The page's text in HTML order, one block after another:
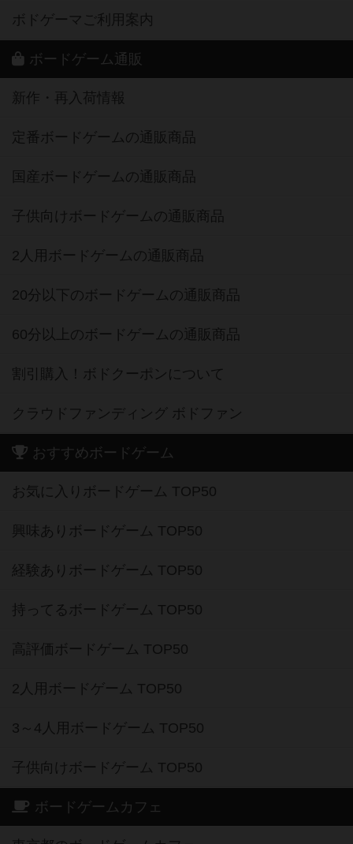
ボドゲーマご利用案内
ボードゲーム通販
新作・再入荷情報
定番ボードゲームの通販商品
国産ボードゲームの通販商品
子供向けボードゲームの通販商品
2人用ボードゲームの通販商品
20分以下のボードゲームの通販商品
60分以上のボードゲームの通販商品
割引購入！ボドクーポンについて
クラウドファンディング ボドファン
おすすめボードゲーム
お気に入りボードゲーム TOP50
興味ありボードゲーム TOP50
経験ありボードゲーム TOP50
持ってるボードゲーム TOP50
高評価ボードゲーム TOP50
2人用ボードゲーム TOP50
3～4人用ボードゲーム TOP50
子供向けボードゲーム TOP50
ボードゲームカフェ